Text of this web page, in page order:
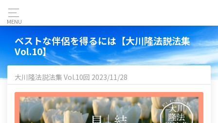
MENU
ベストな伴侶を得るには【大川隆法説法集
Vol.10】
大川隆法説法集 Vol.10回 2023/11/28